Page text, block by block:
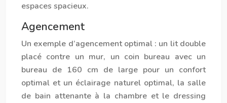
espaces spacieux.
Agencement
Un exemple d’agencement optimal : un lit double
placé contre un mur, un coin bureau avec un
bureau de 160 cm de large pour un confort
optimal et un éclairage naturel optimal, la salle
de bain attenante à la chambre et le dressing